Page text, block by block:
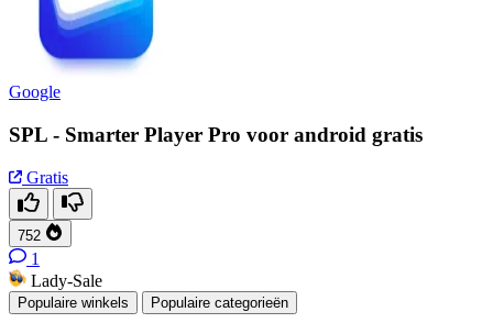
Google
SPL - Smarter Player Pro voor android gratis
Gratis
752
1
Lady-Sale
Populaire winkels Populaire categorieën